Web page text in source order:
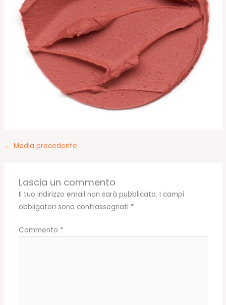
← Media precedente
Lascia un commento
Il tuo indirizzo email non sarà pubblicato. I campi
obbligatori sono contrassegnati *
Commento *